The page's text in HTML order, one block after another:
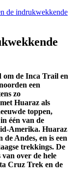
de indrukwekkende
om de Inca Trail en
een
zo
Huaraz als
toppen,
één van de
Amerika. Huaraz
Andes, en is een
trekkings. De
over de hele
Cruz Trek en de